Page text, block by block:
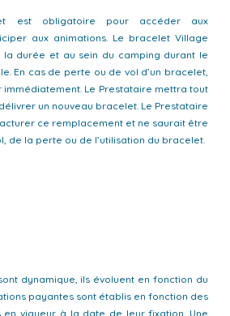
est obligatoire pour accéder aux
aux animations. Le bracelet Village
la durée et au sein du camping durant le
En cas de perte ou de vol d’un bracelet,
immédiatement. Le Prestataire mettra tout
un nouveau bracelet. Le Prestataire
ce remplacement et ne saurait être
de la perte ou de l’utilisation du bracelet.
dynamique, ils évoluent en fonction du
payantes sont établis en fonction des
en vigueur à la date de leur fixation. Une